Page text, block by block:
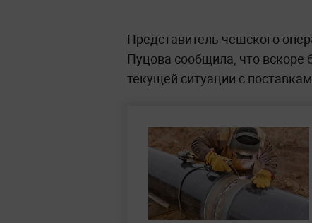
Представитель чешского
Пуцова сообщила, что
текущей ситуации с